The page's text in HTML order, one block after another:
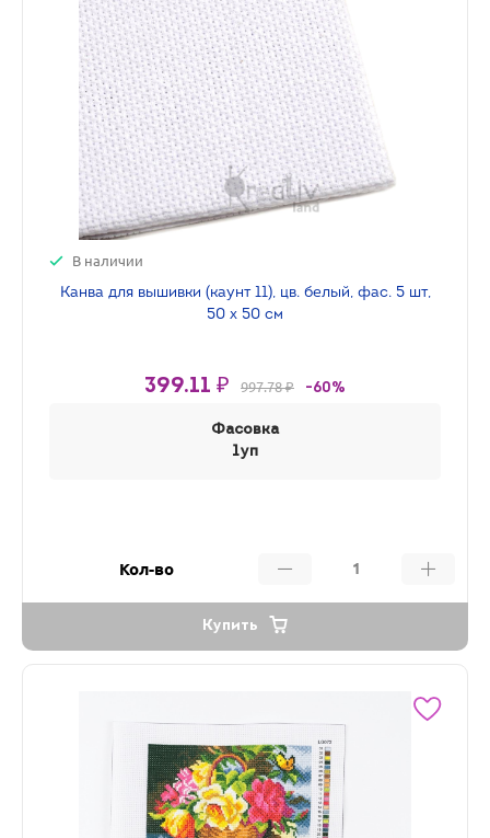
В наличии
Канва для вышивки (каунт 11), цв. белый, фас. 5 шт,
50 х 50 см
399.11 ₽ 997.78 ₽ -60%
Фасовка
1уп
Кол-во
Купить